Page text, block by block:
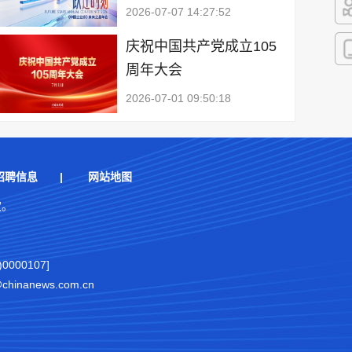
快
2026-07-07 14:27:52
庆祝中国共产党成立105
周年大会
2026-07-01 09:50:18
聘信息 | 网站地图